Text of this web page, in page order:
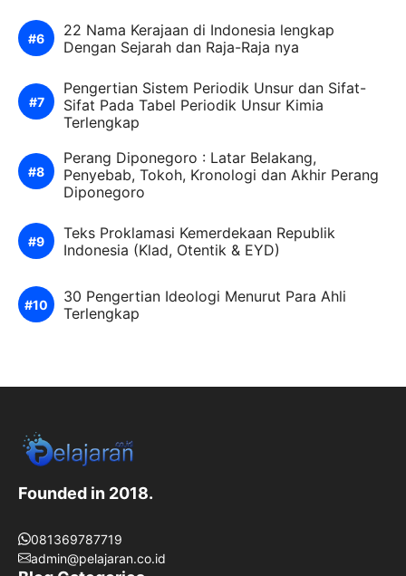
22 Nama Kerajaan di Indonesia lengkap
Dengan Sejarah dan Raja-Raja nya
Pengertian Sistem Periodik Unsur dan Sifat-
Sifat Pada Tabel Periodik Unsur Kimia
Terlengkap
Perang Diponegoro : Latar Belakang,
Penyebab, Tokoh, Kronologi dan Akhir Perang
Diponegoro
Teks Proklamasi Kemerdekaan Republik
Indonesia (Klad, Otentik & EYD)
30 Pengertian Ideologi Menurut Para Ahli
Terlengkap
Founded in 2018.
081369787719
admin@pelajaran.co.id